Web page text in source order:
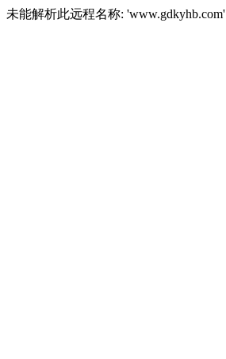
未能解析此远程名称: 'www.gdkyhb.com'